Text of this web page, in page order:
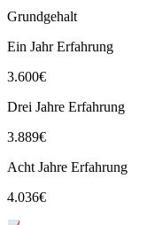
Grundgehalt
Ein Jahr Erfahrung
3.600€
Drei Jahre Erfahrung
3.889€
Acht Jahre Erfahrung
4.036€